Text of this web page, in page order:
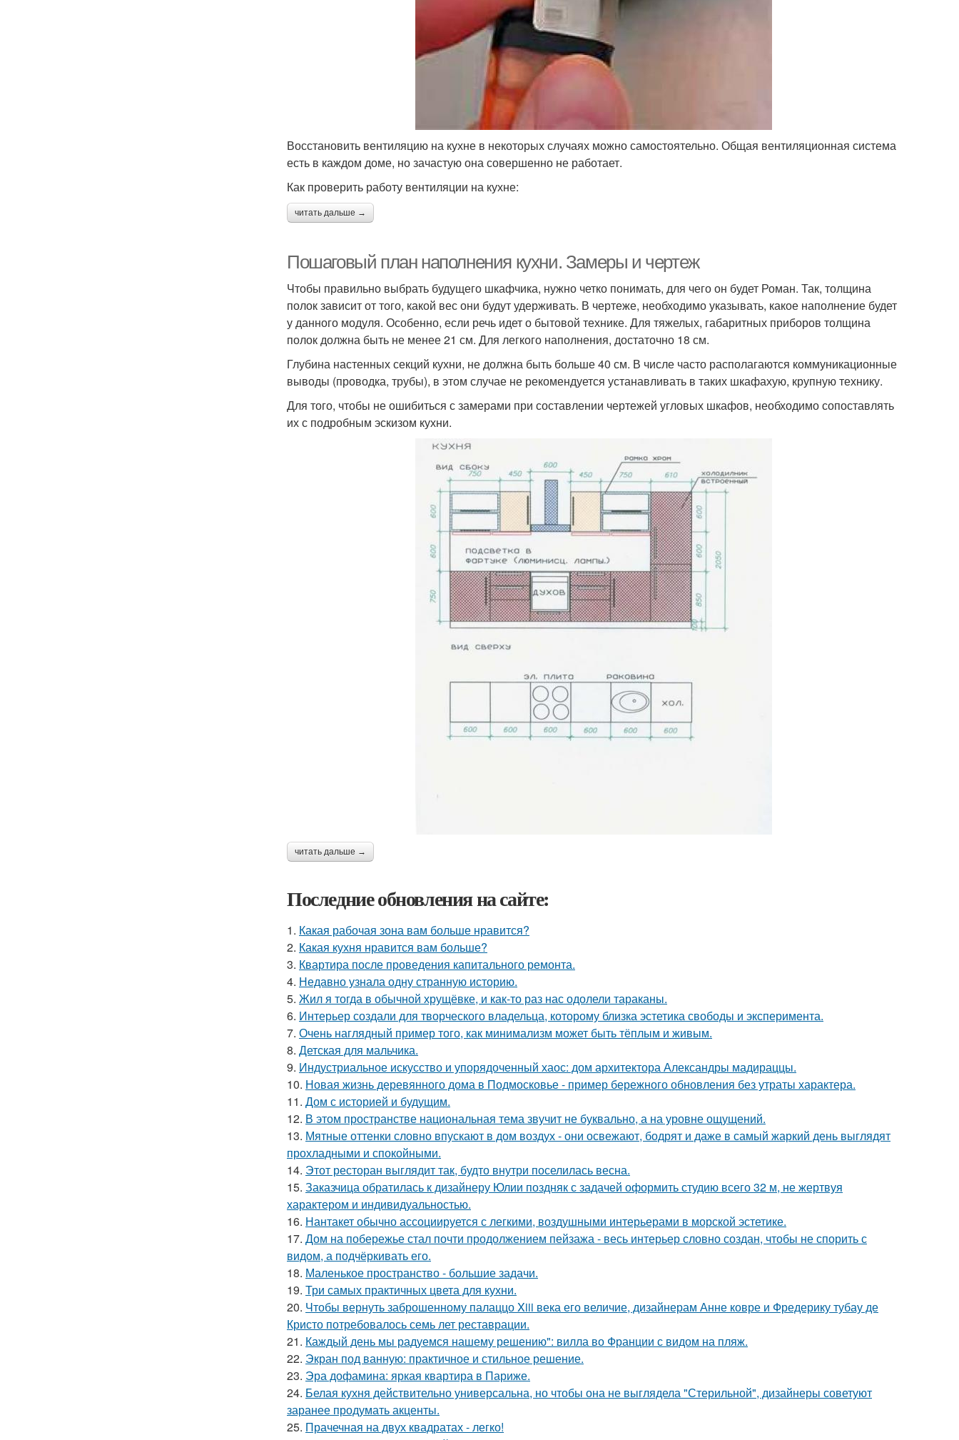
Восстановить вентиляцию на кухне в некоторых случаях можно самостоятельно. Общая вентиляционная система
есть в каждом доме, но зачастую она совершенно не работает.
Как проверить работу вентиляции на кухне:
читать дальше →
Пошаговый план наполнения кухни. Замеры и чертеж
Чтобы правильно выбрать будущего шкафчика, нужно четко понимать, для чего он будет Роман. Так, толщина
полок зависит от того, какой вес они будут удерживать. В чертеже, необходимо указывать, какое наполнение будет
у данного модуля. Особенно, если речь идет о бытовой технике. Для тяжелых, габаритных приборов толщина
полок должна быть не менее 21 см. Для легкого наполнения, достаточно 18 см.
Глубина настенных секций кухни, не должна быть больше 40 см. В числе часто располагаются коммуникационные
выводы (проводка, трубы), в этом случае не рекомендуется устанавливать в таких шкафахую, крупную технику.
Для того, чтобы не ошибиться с замерами при составлении чертежей угловых шкафов, необходимо сопоставлять
их с подробным эскизом кухни.
читать дальше →
Последние обновления на сайте:
1. Какая рабочая зона вам больше нравится?
2. Какая кухня нравится вам больше?
3. Квартира после проведения капитального ремонта.
4. Недавно узнала одну странную историю.
5. Жил я тогда в обычной хрущёвке, и как-то раз нас одолели тараканы.
6. Интерьер создали для творческого владельца, которому близка эстетика свободы и эксперимента.
7. Очень наглядный пример того, как минимализм может быть тёплым и живым.
8. Детская для мальчика.
9. Индустриальное искусство и упорядоченный хаос: дом архитектора Александры мадираццы.
10. Новая жизнь деревянного дома в Подмосковье - пример бережного обновления без утраты характера.
11. Дом с историей и будущим.
12. В этом пространстве национальная тема звучит не буквально, а на уровне ощущений.
13. Мятные оттенки словно впускают в дом воздух - они освежают, бодрят и даже в самый жаркий день выглядят
прохладными и спокойными.
14. Этот ресторан выглядит так, будто внутри поселилась весна.
15. Заказчица обратилась к дизайнеру Юлии поздняк с задачей оформить студию всего 32 м, не жертвуя
характером и индивидуальностью.
16. Нантакет обычно ассоциируется с легкими, воздушными интерьерами в морской эстетике.
17. Дом на побережье стал почти продолжением пейзажа - весь интерьер словно создан, чтобы не спорить с
видом, а подчёркивать его.
18. Маленькое пространство - большие задачи.
19. Три самых практичных цвета для кухни.
20. Чтобы вернуть заброшенному палаццо Xiii века его величие, дизайнерам Анне ковре и Фредерику тубау де
Кристо потребовалось семь лет реставрации.
21. Каждый день мы радуемся нашему решению": вилла во Франции с видом на пляж.
22. Экран под ванную: практичное и стильное решение.
23. Эра дофамина: яркая квартира в Париже.
24. Белая кухня действительно универсальна, но чтобы она не выглядела "Стерильной", дизайнеры советуют
заранее продумать акценты.
25. Прачечная на двух квадратах - легко!